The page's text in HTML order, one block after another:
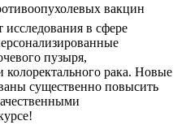
вакцин
в сфере
пузыря,
колоректального рака. Новые
существенно повысить